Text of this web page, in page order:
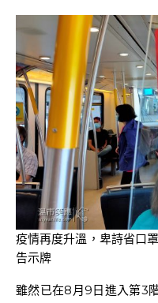
疫情再度升溫，卑詩省口
告示牌
雖然已在8月9日進入第3